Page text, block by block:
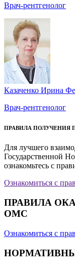
Врач-рентгенолог
Казаченко Ирина
Врач-рентгенолог
ПРАВИЛА ПОЛУЧЕНИЯ
Для лучшего
Государственной
ознакомьтесь с
Ознакомиться с
ПРАВИЛА
ОМС
Ознакомиться с